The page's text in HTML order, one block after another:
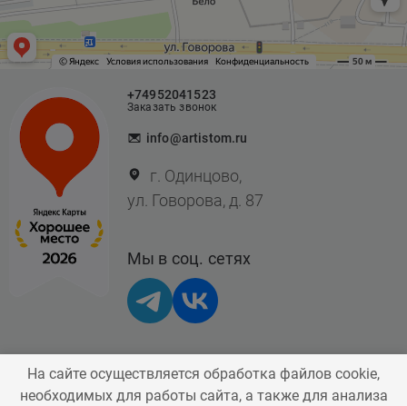
+74952041523
Заказать звонок
info@artistom.ru
г. Одинцово,
ул. Говорова, д. 87
Мы в соц. сетях
На сайте осуществляется обработка файлов cookie,
необходимых для работы сайта, а также для анализа